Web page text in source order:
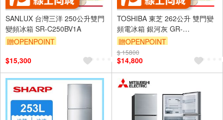
SANLUX 台灣三洋 250公升雙門
變頻冰箱 SR-C250BV1A
贈OPENPOINT
$15,300
TOSHIBA 東芝 262公升 雙門變
頻電冰箱 銀河灰 GR-
B31TP(SK)
贈OPENPOINT
$ 15800
$14,800